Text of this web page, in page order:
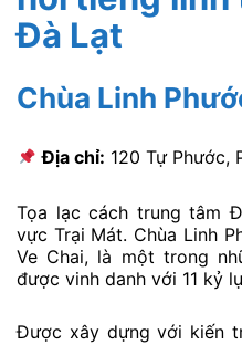
Đà Lạt
Chùa Linh
Địa chỉ: 120 Tự Phước,
Tọa lạc cách trung tâm
vực Trại Mát. Chùa Linh
Ve Chai, là một trong
được vinh danh với 11 kỷ
Được xây dựng với kiến